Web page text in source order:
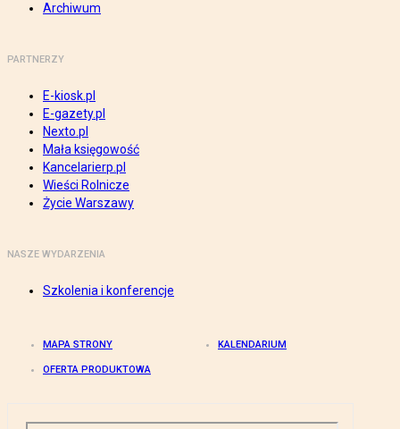
Archiwum
PARTNERZY
E-kiosk.pl
E-gazety.pl
Nexto.pl
Mała księgowość
Kancelarierp.pl
Wieści Rolnicze
Życie Warszawy
NASZE WYDARZENIA
Szkolenia i konferencje
MAPA STRONY KALENDARIUM
OFERTA PRODUKTOWA